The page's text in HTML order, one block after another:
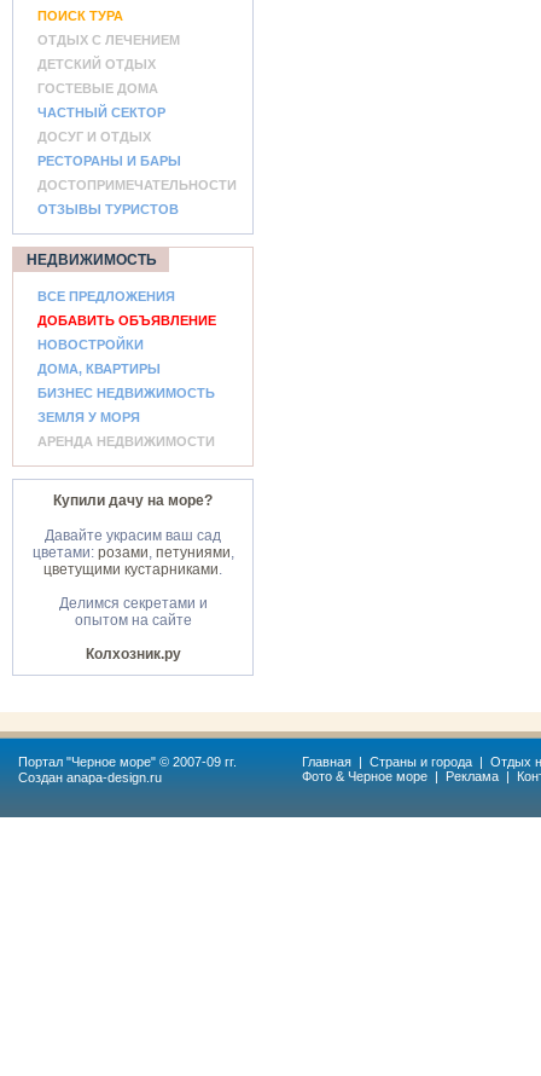
ПОИСК ТУРА
ОТДЫХ С ЛЕЧЕНИЕМ
ДЕТСКИЙ ОТДЫХ
ГОСТЕВЫЕ ДОМА
ЧАСТНЫЙ СЕКТОР
ДОСУГ И ОТДЫХ
РЕСТОРАНЫ И БАРЫ
ДОСТОПРИМЕЧАТЕЛЬНОСТИ
ОТЗЫВЫ ТУРИСТОВ
НЕДВИЖИМОСТЬ
ВСЕ ПРЕДЛОЖЕНИЯ
ДОБАВИТЬ ОБЪЯВЛЕНИЕ
НОВОСТРОЙКИ
ДОМА, КВАРТИРЫ
БИЗНЕС НЕДВИЖИМОСТЬ
ЗЕМЛЯ У МОРЯ
АРЕНДА НЕДВИЖИМОСТИ
Купили дачу на море?
Давайте украсим ваш сад
цветами: розами, петуниями,
цветущими кустарниками.
Делимся секретами и
опытом на сайте
Колхозник.ру
Портал "Черное море" © 2007-09 гг.
Создан anapa-design.ru
Главная | Страны и города | Отдых
Фото & Черное море | Реклама |